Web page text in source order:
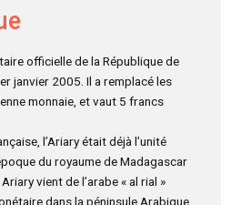
officielle de la République de
janvier 2005. Il a remplacé les
monnaie, et vaut 5 francs
l’Ariary était déjà l’unité
du royaume de Madagascar
vient de l’arabe « al rial »
dans la péninsule Arabique.